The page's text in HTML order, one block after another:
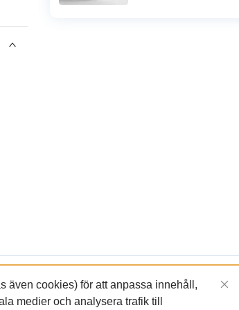
FÖRETAGET
Om oss
även cookies) för att anpassa innehåll,
medier och analysera trafik till